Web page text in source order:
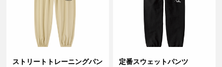
ストリートトレーニングパン
定番スウェットパンツ